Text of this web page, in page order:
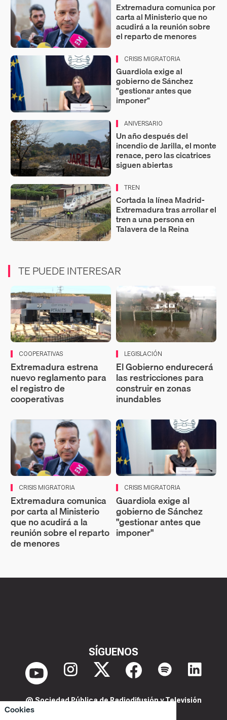
Cookies
Extremadura comunica por
carta al Ministerio que no
acudirá a la reunión sobre
el reparto de menores
CRISIS MIGRATORIA
Guardiola exige al
gobierno de Sánchez
"gestionar antes que
imponer"
ANIVERSARIO
Un año después del
incendio de Jarilla, el monte
renace, pero las cicatrices
siguen abiertas
TREN
Cortada la línea Madrid-
Extremadura tras arrollar el
tren a una persona en
Talavera de la Reina
TE PUEDE INTERESAR
COOPERATIVAS
Extremadura estrena
nuevo reglamento para
el registro de
cooperativas
LEGISLACIÓN
El Gobierno endurecerá
las restricciones para
construir en zonas
inundables
CRISIS MIGRATORIA
Extremadura comunica
por carta al Ministerio
que no acudirá a la
reunión sobre el reparto
de menores
CRISIS MIGRATORIA
Guardiola exige al
gobierno de Sánchez
"gestionar antes que
imponer"
SÍGUENOS
@ Sociedad Pública de Radiodifusión y Televisión